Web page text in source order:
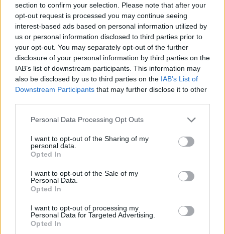
section to confirm your selection. Please note that after your
opt-out request is processed you may continue seeing
interest-based ads based on personal information utilized by
us or personal information disclosed to third parties prior to
your opt-out. You may separately opt-out of the further
disclosure of your personal information by third parties on the
IAB’s list of downstream participants. This information may
also be disclosed by us to third parties on the IAB’s List of
Downstream Participants that may further disclose it to other
Personal Data Processing Opt Outs
I want to opt-out of the Sharing of my
personal data.
Opted In
I want to opt-out of the Sale of my
Personal Data.
Opted In
I want to opt-out of processing my
Personal Data for Targeted Advertising.
Opted In
καρδιακό επεισόδιο στο τιμόνι
Σίντνεϊ Τάουλ: Πέθανε σε ηλικία 26 ετών η σταρ του
TikTok
ΠΕΡΙΣΣΟΤΕΡΑ
ΣΧΕΤΙΚA AΡΘΡΑ
Ευτύχιος Σαρτζετάκης: Οι πυρκαγιές έχουν τεράστιο
οικονομικό κόστος